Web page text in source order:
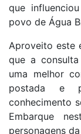
que
povo de Água
Aproveito este
que a
uma melhor
postada e
conhecimento
Embarque
personagens